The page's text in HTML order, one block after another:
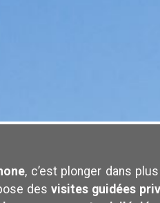
, c’est plonger dans
des visites guidées